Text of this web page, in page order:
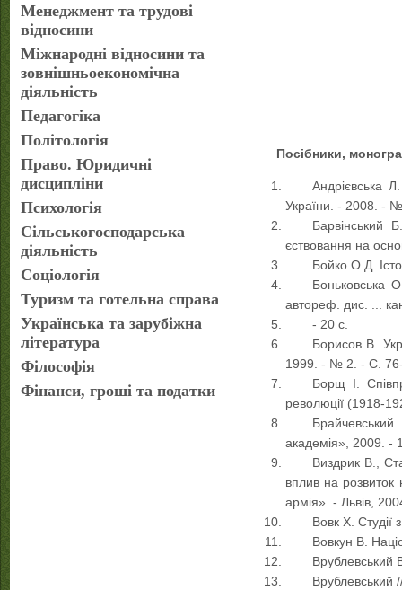
Менеджмент та трудові
відносини
Міжнародні відносини та
зовнішньоекономічна
діяльність
Педагогіка
Політологія
Право. Юридичні
дисципліни
Психологія
Сільськогосподарська
діяльність
Соціологія
Туризм та готельна справа
Українська та зарубіжна
література
Філософія
Фінанси, гроші та податки
Посібники,
Андрієвська
України. - 2008. -
Барвінський
єствовання на
Бойко О.Д.
Боньковська
автореф. дис. ...
- 20 с.
Борисов В.
1999. - № 2. - С.
Борщ І.
революції (1918-
академія», 2009. -
Виздрик В.,
вплив на розвиток
армія». - Львів,
Вовк Х. Студії
Вовкун В.
Врублевський
Врублевський